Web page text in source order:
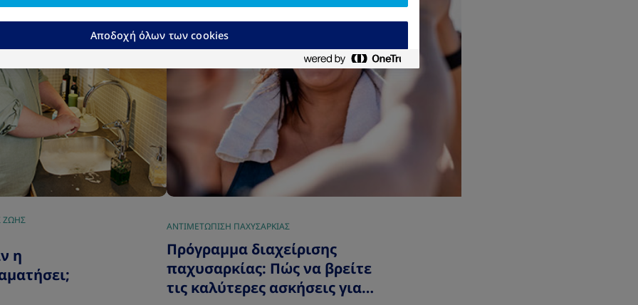
ΖΩΗΣ
η
ΑΝΤΙΜΕΤΩΠΙΣΗ ΠΑΧΥΣΑΡΚΙΑΣ
Πρόγραμμα διαχείρισης
παχυσαρκίας: Πώς να βρείτε
τις καλύτερες ασκήσεις για
Αποδοχή όλων των cookies